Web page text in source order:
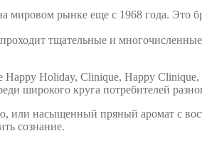
рынке еще с 1968 года. Это
тщательные и
Holiday, Clinique, Happy
широкого круга потребителей
или насыщенный пряный аромат с
сознание.